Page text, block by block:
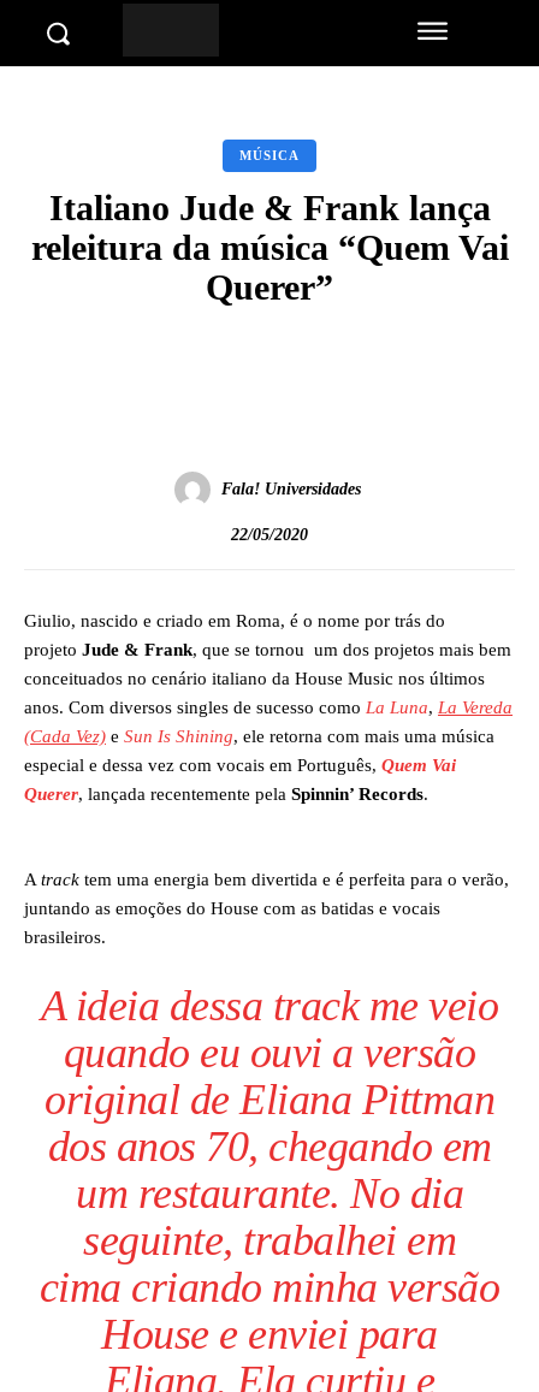
MÚSICA
Italiano Jude & Frank lança
releitura da música “Quem Vai
Querer”
Fala! Universidades
22/05/2020
Giulio, nascido e criado em Roma, é o nome por trás do
projeto Jude & Frank, que se tornou um dos projetos mais bem
conceituados no cenário italiano da House Music nos últimos
anos. Com diversos singles de sucesso como La Luna, La Vereda
(Cada Vez) e Sun Is Shining, ele retorna com mais uma música
especial e dessa vez com vocais em Português, Quem Vai
Querer, lançada recentemente pela Spinnin’ Records.
A track tem uma energia bem divertida e é perfeita para o verão,
juntando as emoções do House com as batidas e vocais
brasileiros.
A ideia dessa track me veio
quando eu ouvi a versão
original de Eliana Pittman
dos anos 70, chegando em
um restaurante. No dia
seguinte, trabalhei em
cima criando minha versão
House e enviei para
Eliana. Ela curtiu e